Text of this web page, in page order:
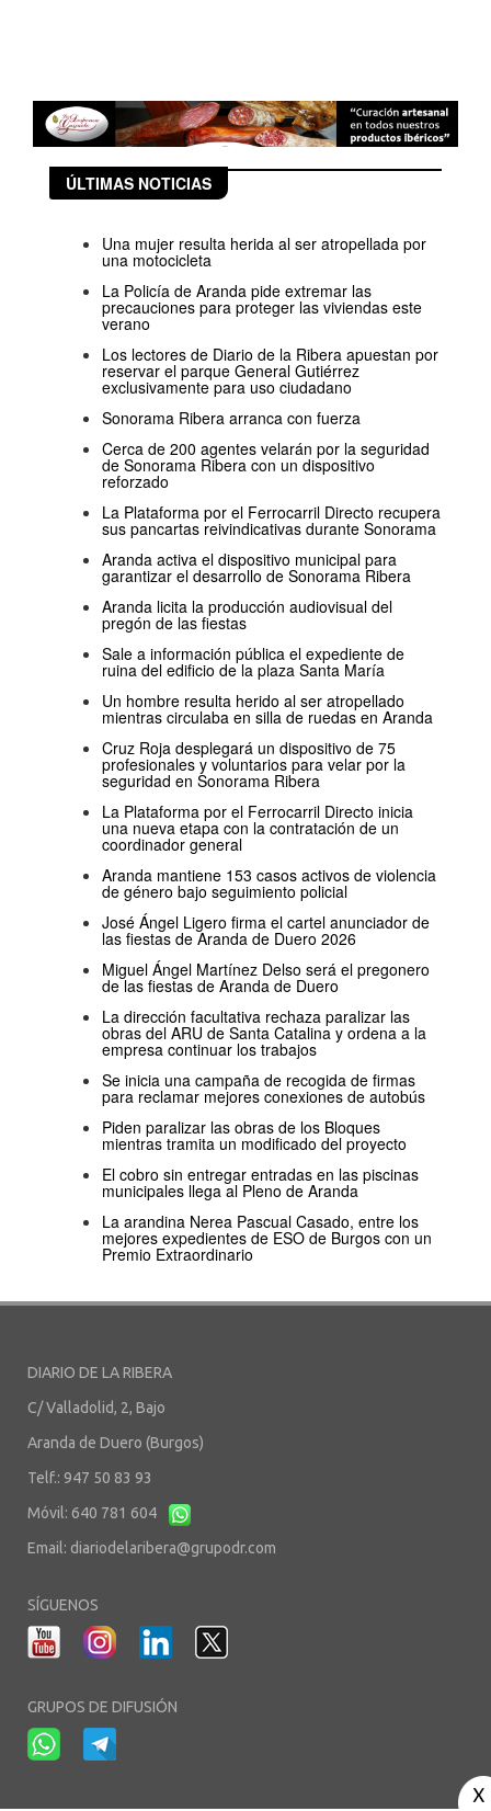
ÚLTIMAS NOTICIAS
Una mujer resulta herida al ser atropellada por
una motocicleta
La Policía de Aranda pide extremar las
precauciones para proteger las viviendas este
verano
Los lectores de Diario de la Ribera apuestan por
reservar el parque General Gutiérrez
exclusivamente para uso ciudadano
Sonorama Ribera arranca con fuerza
Cerca de 200 agentes velarán por la seguridad
de Sonorama Ribera con un dispositivo
reforzado
La Plataforma por el Ferrocarril Directo recupera
sus pancartas reivindicativas durante Sonorama
Aranda activa el dispositivo municipal para
garantizar el desarrollo de Sonorama Ribera
Aranda licita la producción audiovisual del
pregón de las fiestas
Sale a información pública el expediente de
ruina del edificio de la plaza Santa María
Un hombre resulta herido al ser atropellado
mientras circulaba en silla de ruedas en Aranda
Cruz Roja desplegará un dispositivo de 75
profesionales y voluntarios para velar por la
seguridad en Sonorama Ribera
La Plataforma por el Ferrocarril Directo inicia
una nueva etapa con la contratación de un
coordinador general
Aranda mantiene 153 casos activos de violencia
de género bajo seguimiento policial
José Ángel Ligero firma el cartel anunciador de
las fiestas de Aranda de Duero 2026
Miguel Ángel Martínez Delso será el pregonero
de las fiestas de Aranda de Duero
La dirección facultativa rechaza paralizar las
obras del ARU de Santa Catalina y ordena a la
empresa continuar los trabajos
Se inicia una campaña de recogida de firmas
para reclamar mejores conexiones de autobús
Piden paralizar las obras de los Bloques
mientras tramita un modificado del proyecto
El cobro sin entregar entradas en las piscinas
municipales llega al Pleno de Aranda
La arandina Nerea Pascual Casado, entre los
mejores expedientes de ESO de Burgos con un
Premio Extraordinario
DIARIO DE LA RIBERA
C/ Valladolid, 2, Bajo
Aranda de Duero (Burgos)
Telf.: 947 50 83 93
Móvil: 640 781 604
Email: diariodelaribera@grupodr.com
SÍGUENOS
GRUPOS DE DIFUSIÓN